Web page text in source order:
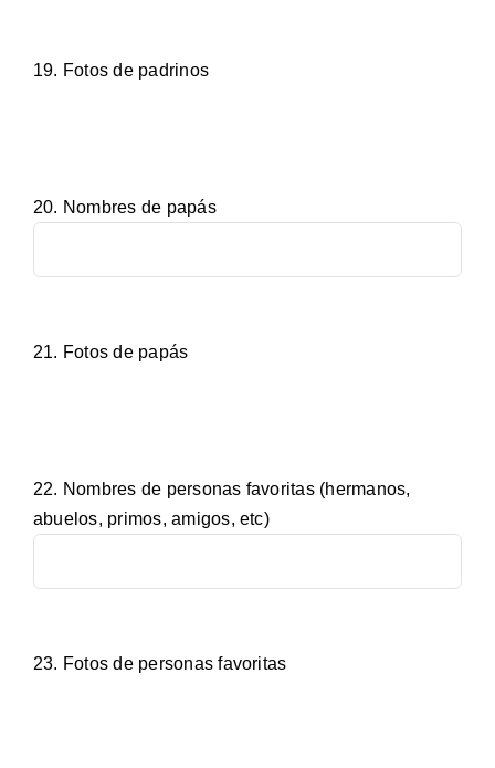
19. Fotos de padrinos
20. Nombres de papás
21. Fotos de papás
22. Nombres de personas favoritas (hermanos,
abuelos, primos, amigos, etc)
23. Fotos de personas favoritas